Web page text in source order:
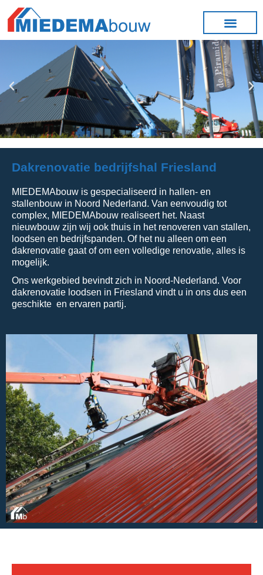
Dakrenovatie bedrijfshal Friesland
MIEDEMAbouw is gespecialiseerd in hallen- en
stallenbouw in Noord Nederland. Van eenvoudig tot
complex, MIEDEMAbouw realiseert het. Naast
nieuwbouw zijn wij ook thuis in het renoveren van stallen,
loodsen en bedrijfspanden. Of het nu alleen om een
dakrenovatie gaat of om een volledige renovatie, alles is
mogelijk.
Ons werkgebied bevindt zich in Noord-Nederland. Voor
dakrenovatie loodsen in Friesland vindt u in ons dus een
geschikte en ervaren partij.